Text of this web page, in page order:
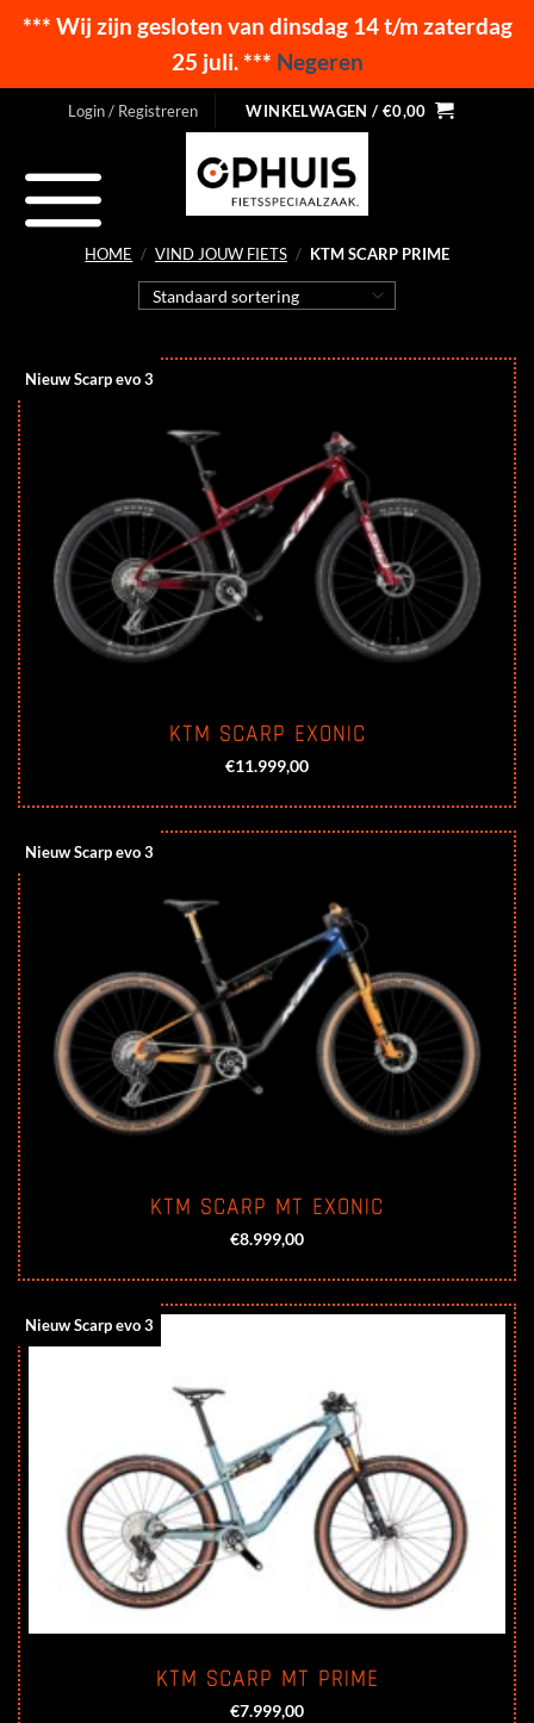
*** Wij zijn gesloten van dinsdag 14 t/m zaterdag
25 juli. *** Negeren
Login / Registreren WINKELWAGEN / €0,00
HOME / VIND JOUW FIETS / KTM SCARP PRIME
Nieuw Scarp evo 3
KTM SCARP EXONIC
€11.999,00
Nieuw Scarp evo 3
KTM SCARP MT EXONIC
€8.999,00
Nieuw Scarp evo 3
KTM SCARP MT PRIME
€7.999,00